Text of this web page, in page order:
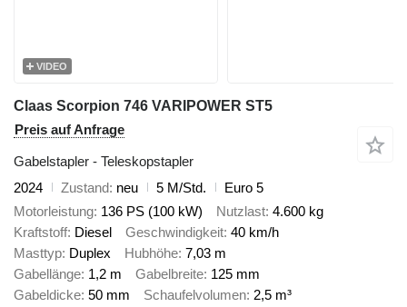
VIDEO
Claas Scorpion 746 VARIPOWER ST5
Preis auf Anfrage
Gabelstapler - Teleskopstapler
2024
Zustand neu 5 M/Std.
Euro 5
Motorleistung 136 PS (100 kW) Nutzlast 4.600 kg
Kraftstoff Diesel Geschwindigkeit 40 km/h
Masttyp Duplex Hubhöhe 7,03 m
Gabellänge 1,2 m Gabelbreite 125 mm
Gabeldicke 50 mm Schaufelvolumen 2,5 m³